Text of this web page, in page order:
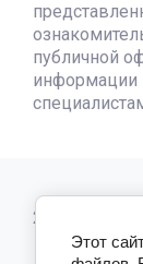
публичной
информации
2024 - 2026
Этот